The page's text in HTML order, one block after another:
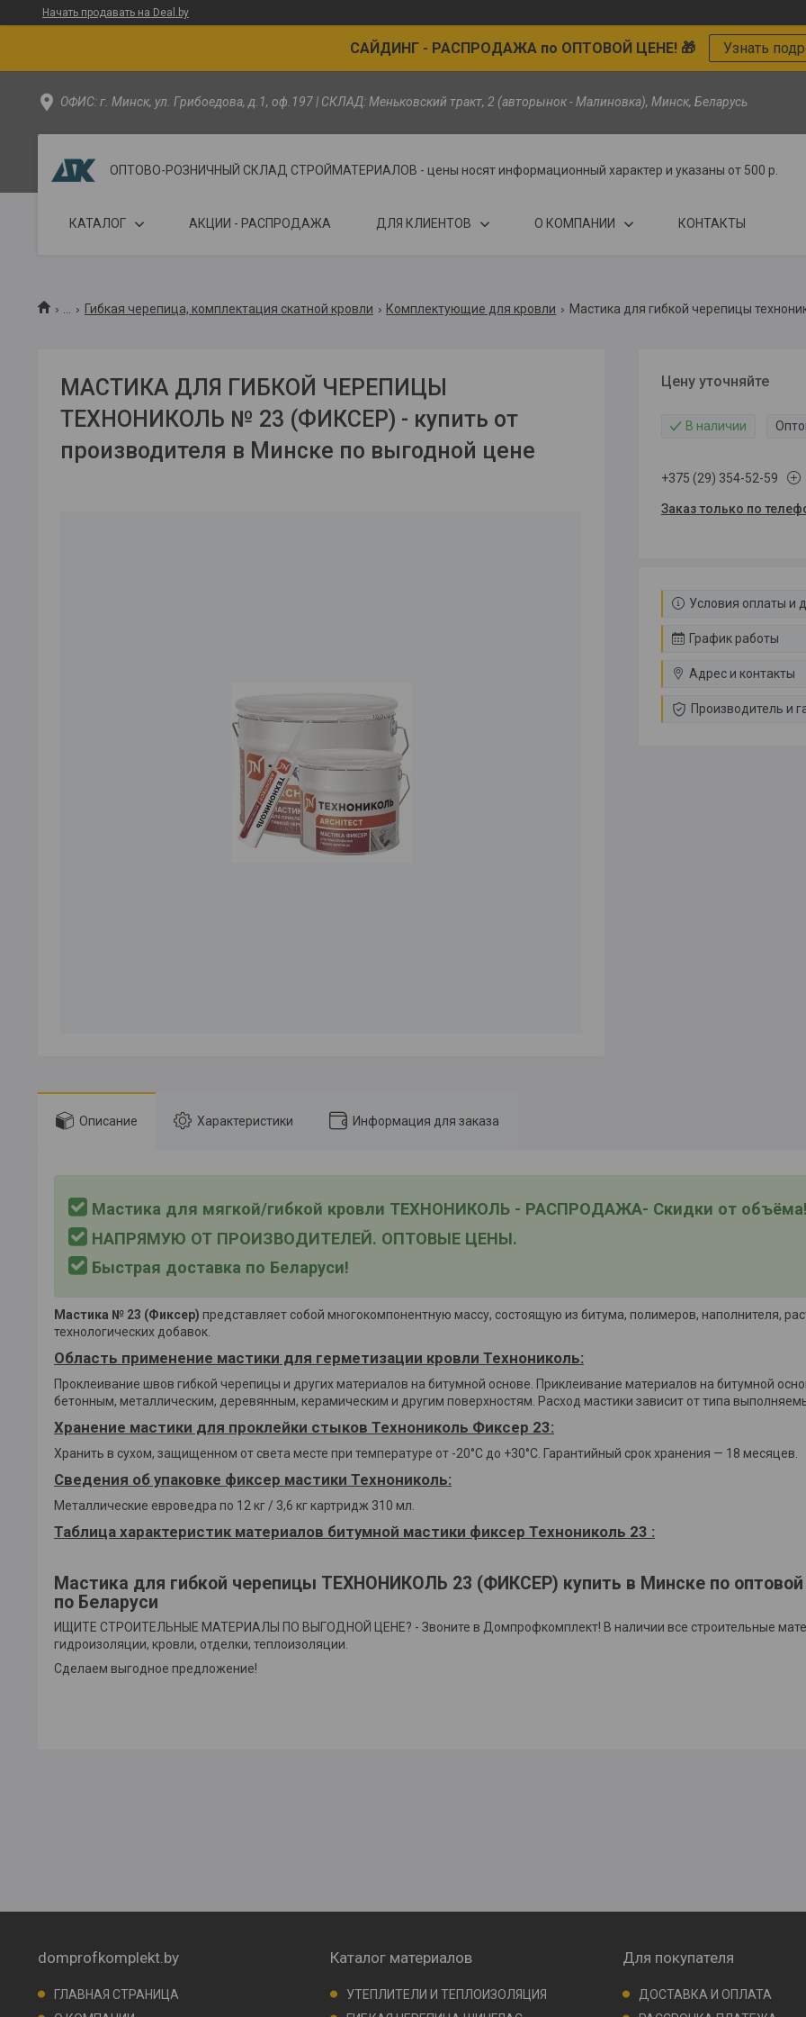
Начать продавать на Deal.by
САЙДИНГ - РАСПРОДАЖА по ОПТОВОЙ ЦЕНЕ! 🎁 Узнать
ОФИС: г. Минск, ул. Грибоедова, д.1, оф.197 | СКЛАД: Меньковский тракт, 2 (авторынок - Малиновка), Минск, Беларусь
ОПТОВО-РОЗНИЧНЫЙ СКЛАД СТРОЙМАТЕРИАЛОВ - цены носят информационный характер и указаны от 500 р.
КАТАЛОГ АКЦИИ - РАСПРОДАЖА ДЛЯ КЛИЕНТОВ О КОМПАНИИ КОНТАКТЫ
Гибкая черепица, комплектация скатной кровли Комплектующие для кровли
МАСТИКА ДЛЯ ГИБКОЙ ЧЕРЕПИЦЫ
ТЕХНОНИКОЛЬ № 23 (ФИКСЕР) - купить от
производителя в Минске по выгодной цене
Цену уточняйте
В наличии
+375 (29) 354-52-59
Заказ только по
Условия оплаты и
График работы
Адрес и контакты
Производитель и
Описание Характеристики Информация для заказа
Мастика для мягкой/гибкой кровли ТЕХНОНИКОЛЬ - РАСПРОДАЖА- Скидки от
НАПРЯМУЮ ОТ ПРОИЗВОДИТЕЛЕЙ. ОПТОВЫЕ ЦЕНЫ.
Быстрая доставка по Беларуси!
Мастика № 23 (Фиксер) представляет собой многокомпонентную массу, состоящую из битума, полимеров, наполнителя,
технологических добавок.
Область применение мастики для герметизации кровли Технониколь:
Проклеивание швов гибкой черепицы и других материалов на битумной основе. Приклеивание материалов на битумной
бетонным, металлическим, деревянным, керамическим и другим поверхностям. Расход мастики зависит от типа
Хранение мастики для проклейки стыков Технониколь Фиксер 23:
Хранить в сухом, защищенном от света месте при температуре от -20°С до +30°С. Гарантийный срок хранения — 18 месяцев.
Сведения об упаковке фиксер мастики Технониколь:
Металлические евроведра по 12 кг / 3,6 кг картридж 310 мл.
Таблица характеристик материалов битумной мастики фиксер Технониколь 23 :
Мастика для гибкой черепицы ТЕХНОНИКОЛЬ 23 (ФИКСЕР) купить в Минске по
по Беларуси
ИЩИТЕ СТРОИТЕЛЬНЫЕ МАТЕРИАЛЫ ПО ВЫГОДНОЙ ЦЕНЕ? - Звоните в Домпрофкомплект! В наличии все строительные
гидроизоляции, кровли, отделки, теплоизоляции.
Сделаем выгодное предложение!
domprofkomplekt.by
ГЛАВНАЯ СТРАНИЦА
Каталог материалов
УТЕПЛИТЕЛИ И ТЕПЛОИЗОЛЯЦИЯ
Для покупателя
ДОСТАВКА И ОПЛАТА